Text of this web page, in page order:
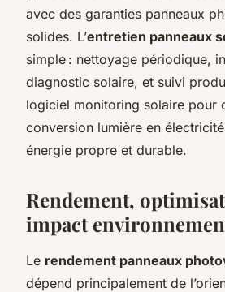
avec des garanties panneaux
solides. L’entretien panneaux
simple : nettoyage périodique,
diagnostic solaire, et suivi
logiciel monitoring solaire pour
conversion lumière en
énergie propre et durable.
Rendement,
impact
Le rendement panneaux
dépend principalement de